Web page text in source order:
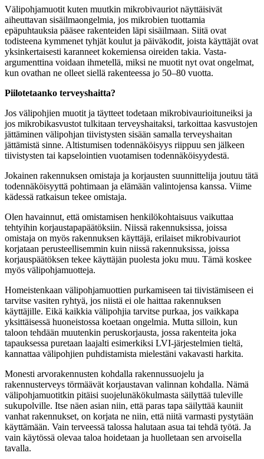
Välipohjamuotit kuten muutkin mikrobivauriot näyttäisivät
aiheuttavan sisäilmaongelmia, jos mikrobien tuottamia
epäpuhtauksia pääsee rakenteiden läpi sisäilmaan. Siitä ovat
todisteena kymmenet tyhjät koulut ja päiväkodit, joista käyttäjät ovat
yksinkertaisesti karanneet kokemiensa oireiden takia. Vasta-
argumenttina voidaan ihmetellä, miksi ne muotit nyt ovat ongelmat,
kun ovathan ne olleet siellä rakenteessa jo 50–80 vuotta.
Piilotetaanko terveyshaitta?
Jos välipohjien muotit ja täytteet todetaan mikrobivaurioituneiksi ja
jos mikrobikasvustot tulkitaan terveyshaitaksi, tarkoittaa kasvustojen
jättäminen välipohjan tiivistysten sisään samalla terveyshaitan
jättämistä sinne. Altistumisen todennäköisyys riippuu sen jälkeen
tiivistysten tai kapselointien vuotamisen todennäköisyydestä.
Jokainen rakennuksen omistaja ja korjausten suunnittelija joutuu tätä
todennäköisyyttä pohtimaan ja elämään valintojensa kanssa. Viime
kädessä ratkaisun tekee omistaja.
Olen havainnut, että omistamisen henkilökohtaisuus vaikuttaa
tehtyihin korjaustapapäätöksiin. Niissä rakennuksissa, joissa
omistaja on myös rakennuksen käyttäjä, erilaiset mikrobivauriot
korjataan perusteellisemmin kuin niissä rakennuksissa, joissa
korjauspäätöksen tekee käyttäjän puolesta joku muu. Tämä koskee
myös välipohjamuotteja.
Homeistenkaan välipohjamuottien purkamiseen tai tiivistämiseen ei
tarvitse vasiten ryhtyä, jos niistä ei ole haittaa rakennuksen
käyttäjille. Eikä kaikkia välipohjia tarvitse purkaa, jos vaikkapa
yksittäisessä huoneistossa koetaan ongelmia. Mutta silloin, kun
taloon tehdään muutenkin peruskorjausta, jossa rakenteita joka
tapauksessa puretaan laajalti esimerkiksi LVI-järjestelmien tieltä,
kannattaa välipohjien puhdistamista mielestäni vakavasti harkita.
Monesti arvorakennusten kohdalla rakennussuojelu ja
rakennusterveys törmäävät korjaustavan valinnan kohdalla. Nämä
välipohjamuotitkin pitäisi suojelunäkökulmasta säilyttää tuleville
sukupolville. Itse näen asian niin, että paras tapa säilyttää kauniit
vanhat rakennukset, on korjata ne niin, että niitä varmasti pystytään
käyttämään. Vain terveessä talossa halutaan asua tai tehdä työtä. Ja
vain käytössä olevaa taloa hoidetaan ja huolletaan sen arvoisella
tavalla.